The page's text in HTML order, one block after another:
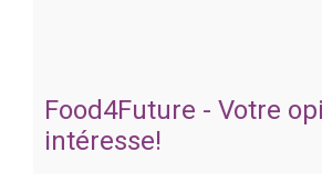
Food4Future - Votre
intéresse!